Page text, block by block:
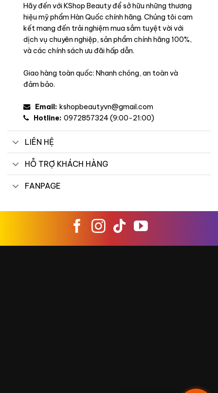
Hãy đến với KShop Beauty để sở hữu những thương
hiệu mỹ phẩm Hàn Quốc chính hãng. Chúng tôi cam
kết mang đến trải nghiệm mua sắm tuyệt vời với
dịch vụ chuyên nghiệp, sản phẩm chính hãng 100%,
và các chính sách ưu đãi hấp dẫn.
Giao hàng toàn quốc: Nhanh chóng, an toàn và
đảm bảo.
Email: kshopbeautyvn@gmail.com
Hotline: 0972857324 (9:00-21:00)
LIÊN HỆ
HỖ TRỢ KHÁCH HÀNG
FANPAGE